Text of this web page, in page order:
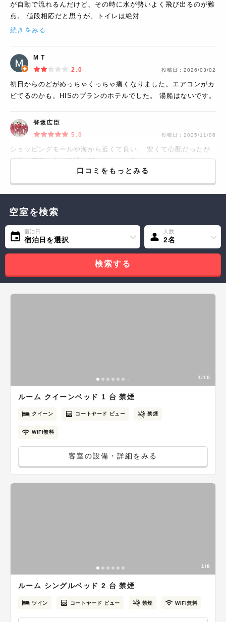
が自動で流れるんだけど、その時に水が勢いよく飛び出るのが難
点。 値段相応だと思うが、トイレは絶対…
続きをみる...
M T
2.0
投稿日： 2026/03/02
初日からのどがめっちゃくっちゃ痛くなりました。エアコンがカ
ビてるのかも。HISのプランのホテルでした。 湯船はないです。
登坂広臣
5.0
投稿日： 2025/11/06
ショッピングモールや海から近くて良い。 安くて心配だったが
綺麗で店員の方も融通が利いてとても良かった。
口コミをもっとみる
空室を検索
宿泊日
宿泊日を選択
人数
2名
検索する
1/10
ルーム クイーンベッド 1 台 禁煙
クイーン コートヤード ビュー 禁煙
WiFi無料
客室の設備・詳細をみる
1/8
ルーム シングルベッド 2 台 禁煙
ツイン コートヤード ビュー 禁煙 WiFi無料